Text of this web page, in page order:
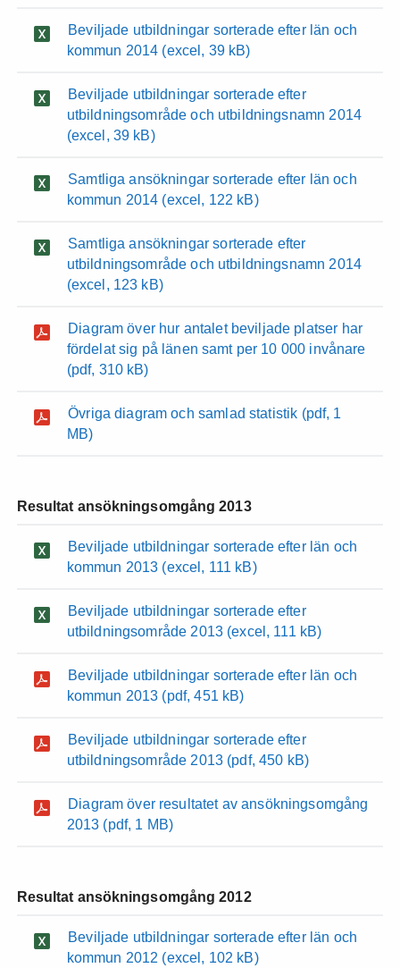
Beviljade utbildningar sorterade efter län och
kommun 2014 (excel, 39 kB)
Beviljade utbildningar sorterade efter
utbildningsområde och utbildningsnamn 2014
(excel, 39 kB)
Samtliga ansökningar sorterade efter län och
kommun 2014 (excel, 122 kB)
Samtliga ansökningar sorterade efter
utbildningsområde och utbildningsnamn 2014
(excel, 123 kB)
Diagram över hur antalet beviljade platser har
fördelat sig på länen samt per 10 000 invånare
(pdf, 310 kB)
Övriga diagram och samlad statistik (pdf, 1
MB)
Resultat ansökningsomgång 2013
Beviljade utbildningar sorterade efter län och
kommun 2013 (excel, 111 kB)
Beviljade utbildningar sorterade efter
utbildningsområde 2013 (excel, 111 kB)
Beviljade utbildningar sorterade efter län och
kommun 2013 (pdf, 451 kB)
Beviljade utbildningar sorterade efter
utbildningsområde 2013 (pdf, 450 kB)
Diagram över resultatet av ansökningsomgång
2013 (pdf, 1 MB)
Resultat ansökningsomgång 2012
Beviljade utbildningar sorterade efter län och
kommun 2012 (excel, 102 kB)